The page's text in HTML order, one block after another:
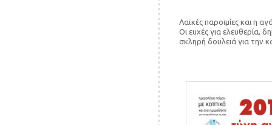
Λαϊκές παροιμίες και η
Οι ευχές για ελευθερία,
σκληρή δουλειά για την